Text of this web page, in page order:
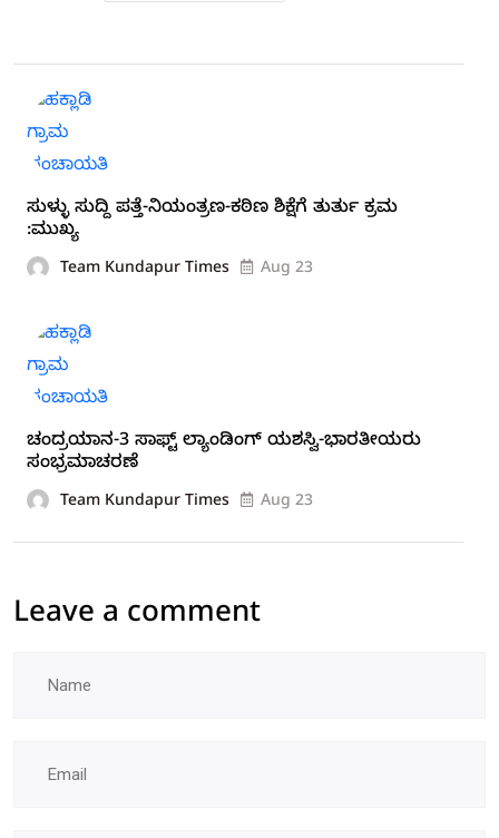
ಸುಳ್ಳು ಸುದ್ದಿ ಪತ್ತೆ-ನಿಯಂತ್ರಣ-ಕಠಿಣ ಶಿಕ್ಷೆಗೆ ತುರ್ತು ಕ್ರಮ
:ಮುಖ್ಯ
Team Kundapur Times Aug 23
ಚಂದ್ರಯಾನ-3 ಸಾಫ್ಟ್ ಲ್ಯಾಂಡಿಂಗ್ ಯಶಸ್ವಿ-ಭಾರತೀಯರು
ಸಂಭ್ರಮಾಚರಣೆ
Team Kundapur Times Aug 23
Leave a comment